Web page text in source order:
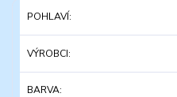
POHLAVÍ
VÝROBCI
BARVA